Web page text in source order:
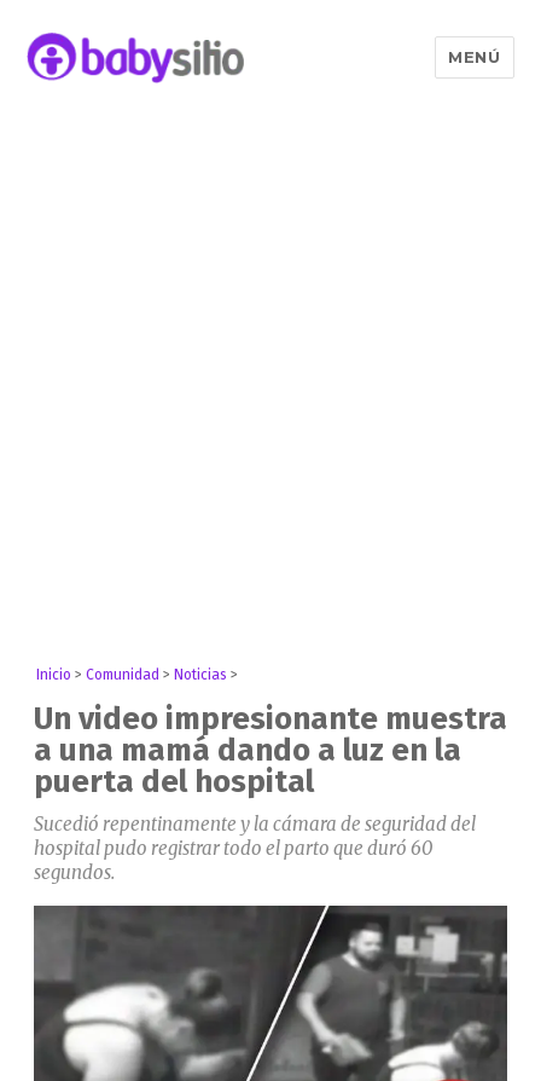
MENÚ
Inicio >Comunidad > Noticias >
Un video impresionante muestra
a una mamá dando a luz en la
puerta del hospital
Sucedió repentinamente y la cámara de seguridad del
hospital pudo registrar todo el parto que duró 60
segundos.